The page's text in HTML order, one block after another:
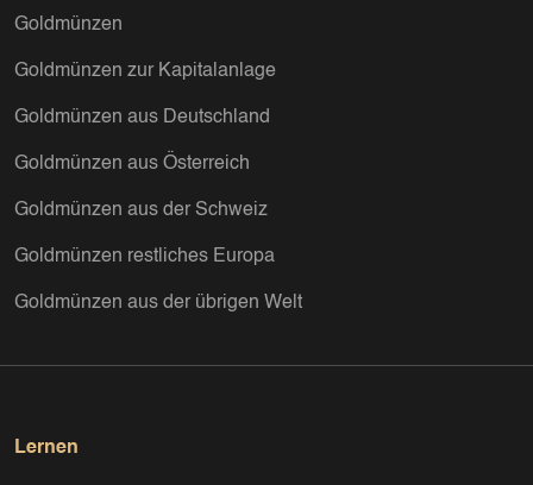
Goldmünzen
Goldmünzen zur Kapitalanlage
Goldmünzen aus Deutschland
Goldmünzen aus Österreich
Goldmünzen aus der Schweiz
Goldmünzen restliches Europa
Goldmünzen aus der übrigen Welt
Lernen